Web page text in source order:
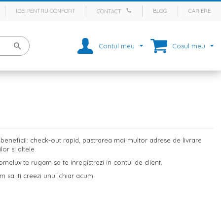
IDEI PENTRU CONFORT CONTACT BLOG CARIERE
Contul meu Cosul meu
check-out rapid, pastrarea mai multor adrese de livrare
si altele.
te rugam sa te inregistrezi in contul de client.
sa iti creezi unul chiar acum.